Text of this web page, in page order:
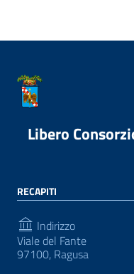
Libero
RECAPITI
Indirizzo
Viale del Fante
97100, Ragusa